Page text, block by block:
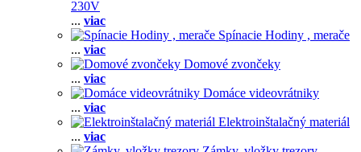
230V
... viac
Spínacie Hodiny , merače
... viac
Domové zvončeky
... viac
Domáce videovrátniky
... viac
Elektroinštalačný materiál
... viac